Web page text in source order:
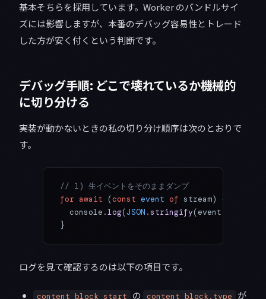
基本そちらを採用しています。Worker のバンドルサイ
ズには影響しますが、本番のデバッグ容易性とトレード
した方が安く付くという判断です。
デバッグ手順: どこで壊れているか機械的
に切り分ける
実装が動かないときの私の切り分け順序は次のとおりで
す。
// 1) 生イベントをそのままダンプ
for await (const event of stream) {
  console.
log(JSON .stringify(event));
}
ログを見て確認するのは以下の項目です。
content_block_start の content_block.type が